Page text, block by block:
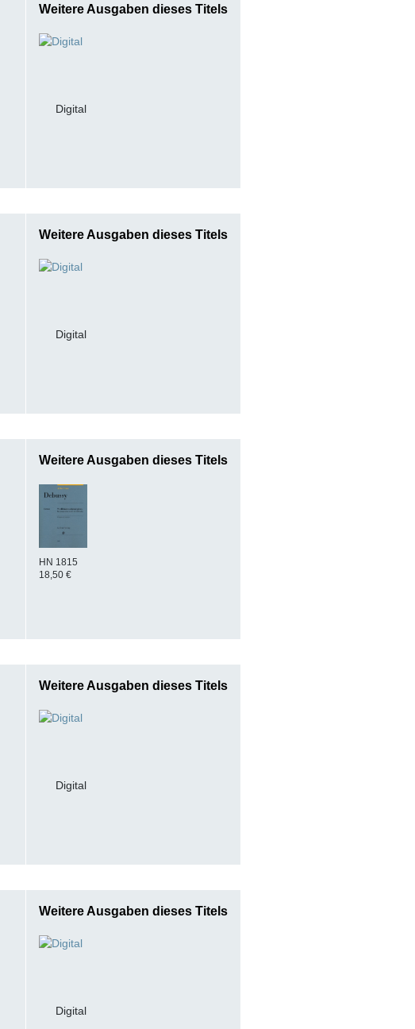
Weitere Ausgaben dieses Titels
Digital
Weitere Ausgaben dieses Titels
Digital
Weitere Ausgaben dieses Titels
HN 1815
18,50 €
Weitere Ausgaben dieses Titels
Digital
Weitere Ausgaben dieses Titels
Digital